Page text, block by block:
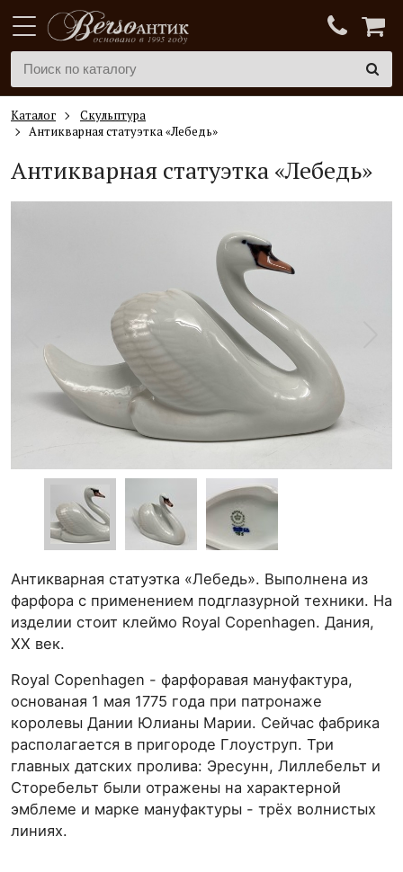
Каталог
Скульптура
Антикварная статуэтка «Лебедь»
Антикварная статуэтка «Лебедь»
Антикварная статуэтка «Лебедь». Выполнена из
фарфора с применением подглазурной техники. На
изделии стоит клеймо Royal Copenhagen. Дания,
XX век.
Royal Copenhagen - фарфоравая мануфактура,
основаная 1 мая 1775 года при патронаже
королевы Дании Юлианы Марии. Сейчас фабрика
располагается в пригороде Глоуструп. Три
главных датских пролива: Эресунн, Лиллебельт и
Сторебельт были отражены на характерной
эмблеме и марке мануфактуры - трёх волнистых
линиях.